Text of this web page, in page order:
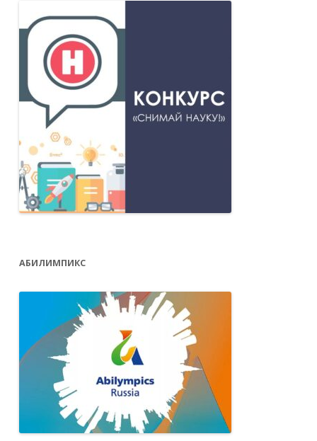
АБИЛИМПИКС